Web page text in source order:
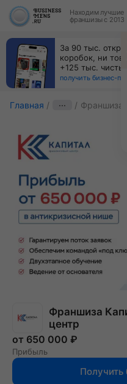
Находим лучшие
франшизы с 2013
Пока все
зарабатывать
месяц
получить бизнес-
Главная ··· Франшиза
Франшиза
центр
от 650 000 ₽
Прибыль
Получить